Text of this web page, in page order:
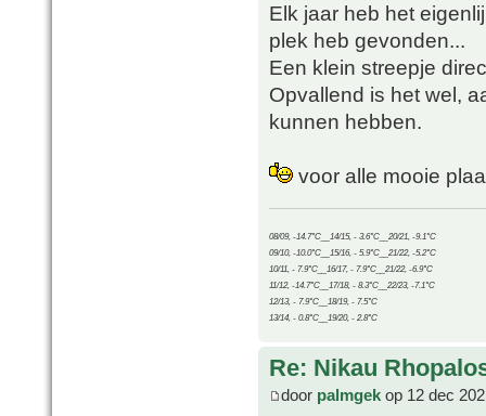
Elk jaar heb het
plek heb gevonden...
Een klein streepje
Opvallend is het wel,
kunnen hebben.
voor alle mooie
08/09, -14.7°C__14/15, - 3.6°C__20/21, -9.1°C
09/10, -10.0°C__15/16, - 5.9°C__21/22, -5.2°C
10/11, - 7.9°C__16/17, - 7.9°C__21/22, -6.9°C
11/12, -14.7°C__17/18, - 8.3°C__22/23, -7.1°C
12/13, - 7.9°C__18/19, - 7.5°C
13/14, - 0.8°C__19/20, - 2.8°C
Re: Nikau
door palmgek op 12 dec